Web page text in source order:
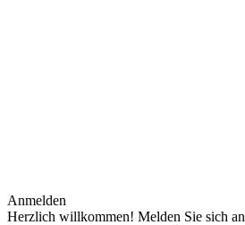
Anmelden
Herzlich willkommen! Melden Sie sich an